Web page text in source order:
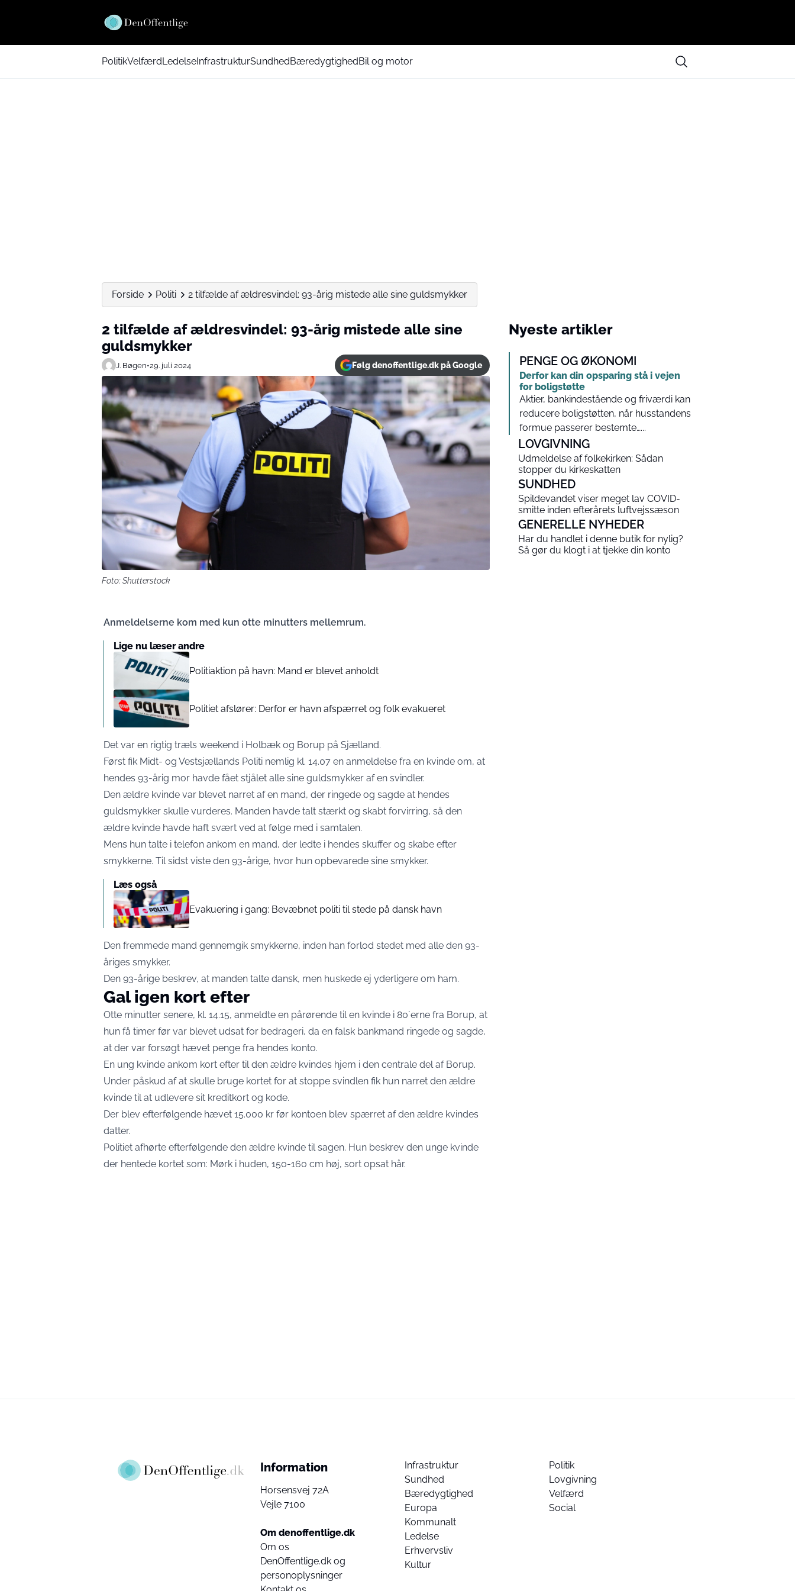
PolitikVelfærdLedelseInfrastrukturSundhedBæredygtighedBil og motor
Forside Politi 2 tilfælde af ældresvindel: 93-årig mistede alle sine guldsmykker
2 tilfælde af ældresvindel: 93-årig mistede alle sine
guldsmykker
J. Bøgen•29. juli 2024 Følg denoffentlige.dk på Google
Foto: Shutterstock
Anmeldelserne kom med kun otte minutters mellemrum.
Lige nu læser andre
Politiaktion på havn: Mand er blevet anholdt
Politiet afslører: Derfor er havn afspærret og folk evakueret
Det var en rigtig træls weekend i Holbæk og Borup på Sjælland.
Først fik Midt- og Vestsjællands Politi nemlig kl. 14.07 en anmeldelse fra en kvinde om, at
hendes 93-årig mor havde fået stjålet alle sine guldsmykker af en svindler.
Den ældre kvinde var blevet narret af en mand, der ringede og sagde at hendes
guldsmykker skulle vurderes. Manden havde talt stærkt og skabt forvirring, så den
ældre kvinde havde haft svært ved at følge med i samtalen.
Mens hun talte i telefon ankom en mand, der ledte i hendes skuffer og skabe efter
smykkerne. Til sidst viste den 93-årige, hvor hun opbevarede sine smykker.
Læs også
Evakuering i gang: Bevæbnet politi til stede på dansk havn
Den fremmede mand gennemgik smykkerne, inden han forlod stedet med alle den 93-
åriges smykker.
Den 93-årige beskrev, at manden talte dansk, men huskede ej yderligere om ham.
Gal igen kort efter
Otte minutter senere, kl. 14.15, anmeldte en pårørende til en kvinde i 80´erne fra Borup, at
hun få timer før var blevet udsat for bedrageri, da en falsk bankmand ringede og sagde,
at der var forsøgt hævet penge fra hendes konto.
En ung kvinde ankom kort efter til den ældre kvindes hjem i den centrale del af Borup.
Under påskud af at skulle bruge kortet for at stoppe svindlen fik hun narret den ældre
kvinde til at udlevere sit kreditkort og kode.
Der blev efterfølgende hævet 15.000 kr før kontoen blev spærret af den ældre kvindes
datter.
Politiet afhørte efterfølgende den ældre kvinde til sagen. Hun beskrev den unge kvinde
der hentede kortet som: Mørk i huden, 150-160 cm høj, sort opsat hår.
Nyeste artikler
PENGE OG ØKONOMI
Derfor kan din opsparing stå i vejen
for boligstøtte
Aktier, bankindestående og friværdi kan
reducere boligstøtten, når husstandens
formue passerer bestemte…...
LOVGIVNING
Udmeldelse af folkekirken: Sådan
stopper du kirkeskatten
SUNDHED
Spildevandet viser meget lav COVID-
smitte inden efterårets luftvejssæson
GENERELLE NYHEDER
Har du handlet i denne butik for nylig?
Så gør du klogt i at tjekke din konto
Information
Horsensvej 72A
Vejle 7100
Om denoffentlige.dk
Om os
DenOffentlige.dk og
personoplysninger
Infrastruktur
Sundhed
Bæredygtighed
Europa
Kommunalt
Ledelse
Erhvervsliv
Kultur
Politik
Lovgivning
Velfærd
Social